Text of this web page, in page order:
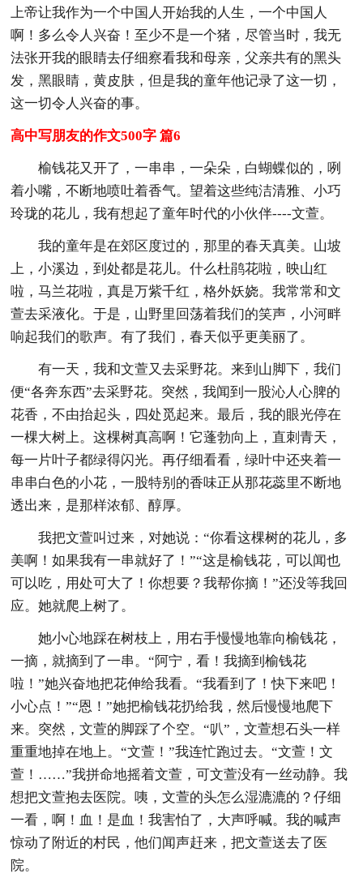
上帝让我作为一个中国人开始我的人生，一个中国人
啊！多么令人兴奋！至少不是一个猪，尽管当时，我无
法张开我的眼睛去仔细察看我和母亲，父亲共有的黑头
发，黑眼睛，黄皮肤，但是我的童年他记录了这一切，
这一切令人兴奋的事。
高中写朋友的作文500字 篇6
榆钱花又开了，一串串，一朵朵，白蝴蝶似的，咧
着小嘴，不断地喷吐着香气。望着这些纯洁清雅、小巧
玲珑的花儿，我有想起了童年时代的小伙伴----文萱。
我的童年是在郊区度过的，那里的春天真美。山坡
上，小溪边，到处都是花儿。什么杜鹃花啦，映山红
啦，马兰花啦，真是万紫千红，格外妖娆。我常常和文
萱去采液化。于是，山野里回荡着我们的笑声，小河畔
响起我们的歌声。有了我们，春天似乎更美丽了。
有一天，我和文萱又去采野花。来到山脚下，我们
便“各奔东西”去采野花。突然，我闻到一股沁人心脾的
花香，不由抬起头，四处觅起来。最后，我的眼光停在
一棵大树上。这棵树真高啊！它蓬勃向上，直刺青天，
每一片叶子都绿得闪光。再仔细看看，绿叶中还夹着一
串串白色的小花，一股特别的香味正从那花蕊里不断地
透出来，是那样浓郁、醇厚。
我把文萱叫过来，对她说：“你看这棵树的花儿，多
美啊！如果我有一串就好了！”“这是榆钱花，可以闻也
可以吃，用处可大了！你想要？我帮你摘！”还没等我回
应。她就爬上树了。
她小心地踩在树枝上，用右手慢慢地靠向榆钱花，
一摘，就摘到了一串。“阿宁，看！我摘到榆钱花
啦！”她兴奋地把花伸给我看。“我看到了！快下来吧！
小心点！”“恩！”她把榆钱花扔给我，然后慢慢地爬下
来。突然，文萱的脚踩了个空。“叭”，文萱想石头一样
重重地掉在地上。“文萱！”我连忙跑过去。“文萱！文
萱！……”我拼命地摇着文萱，可文萱没有一丝动静。我
想把文萱抱去医院。咦，文萱的头怎么湿漉漉的？仔细
一看，啊！血！是血！我害怕了，大声呼喊。我的喊声
惊动了附近的村民，他们闻声赶来，把文萱送去了医
院。